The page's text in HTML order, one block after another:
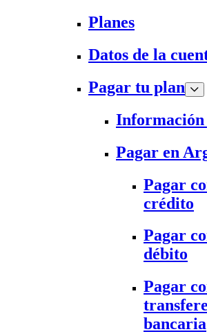
Planes
Datos de la
Pagar tu plan
Información
Pagar en
Pagar
crédito
Pagar
débito
Pagar
bancaria